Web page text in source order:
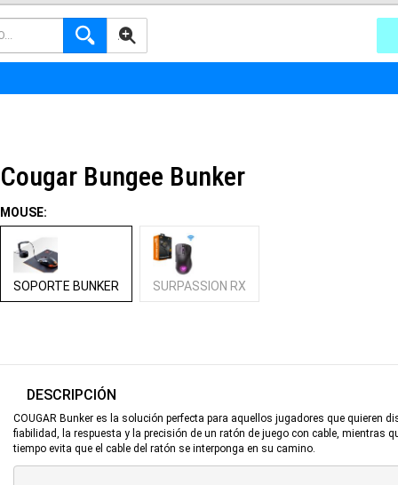
AVANZADA
Cougar Bungee Bunker
MOUSE:
SOPORTE BUNKER SURPASSION RX
DESCRIPCIÓN
COUGAR Bunker es la solución perfecta para aquellos jugadores que quieren
fiabilidad, la respuesta y la precisión de un ratón de juego con cable, mientras
tiempo evita que el cable del ratón se interponga en su camino.